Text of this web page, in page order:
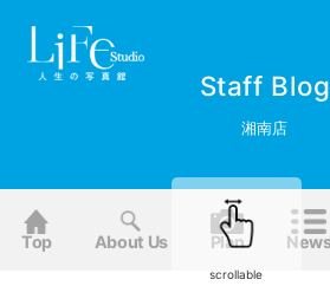
Staff Blog
湘南店
Top About Us Plan